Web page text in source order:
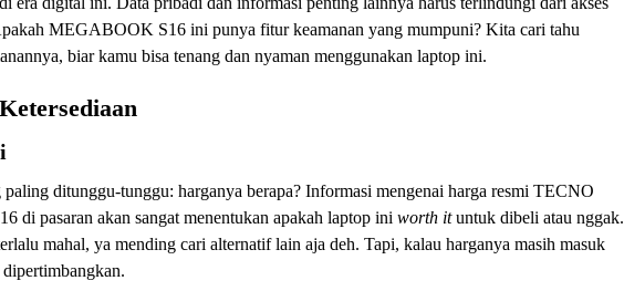
MEGABOOK S16 ini punya fitur keamanan yang mumpuni? Kita cari tahu
biar kamu bisa tenang dan nyaman menggunakan laptop ini.
ditunggu-tunggu: harganya berapa? Informasi mengenai harga resmi TECNO
di pasaran akan sangat menentukan apakah laptop ini worth ituntuk dibeli atau nggak.
mahal, ya mending cari alternatif lain aja deh. Tapi, kalau harganya masih masuk